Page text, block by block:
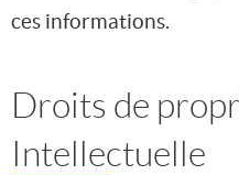
ces informations.
Droits de
Intellectuelle